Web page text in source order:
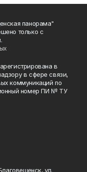
панорама"
только с
в
в сфере связи,
коммуникаций по
номер ПИ № ТУ
ул.